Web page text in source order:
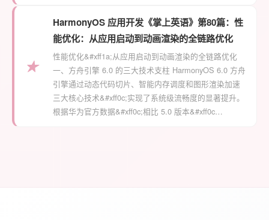
★
HarmonyOS 应用开发《掌上英语》第80篇：性
能优化：从应用启动到动画渲染的全链路优化
性能优化&#xff1a;从应用启动到动画渲染的全链路优化
一、方舟引擎 6.0 的三大技术支柱 HarmonyOS 6.0 方舟
引擎通过动态代码切片、智能内存调度和图形渲染加速
三大核心技术&#xff0c;实现了系统级流畅度的显著提升。
根据华为官方数据&#xff0c;相比 5.0 版本&#xff0c…